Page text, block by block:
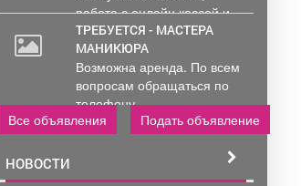
работа с онлайн кассой и
ПК (программы...
ТРЕБУЕТСЯ - МАСТЕРА
МАНИКЮРА
Возможна аренда. По всем
вопросам обращаться по
телефону..
Все объявления
Подать объявление
НОВОСТИ